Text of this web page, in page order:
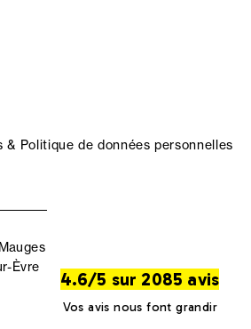
& Politique de données personnelles
Èvre
4.6/5 sur 2085 avis
Vos avis nous font grandir